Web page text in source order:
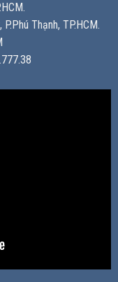
Thạnh, TP.HCM.